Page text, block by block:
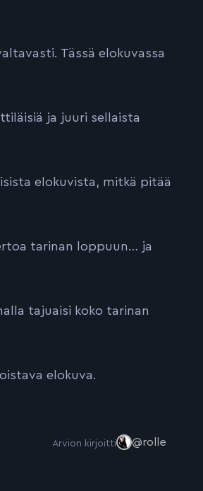
Tässä elokuvassa
ja juuri sellaista
elokuvista, mitkä pitää
tarinan loppuun… ja
tajuaisi koko tarinan
elokuva.
Arvion kirjoitti @rolle